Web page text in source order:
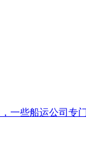
一些船运公司